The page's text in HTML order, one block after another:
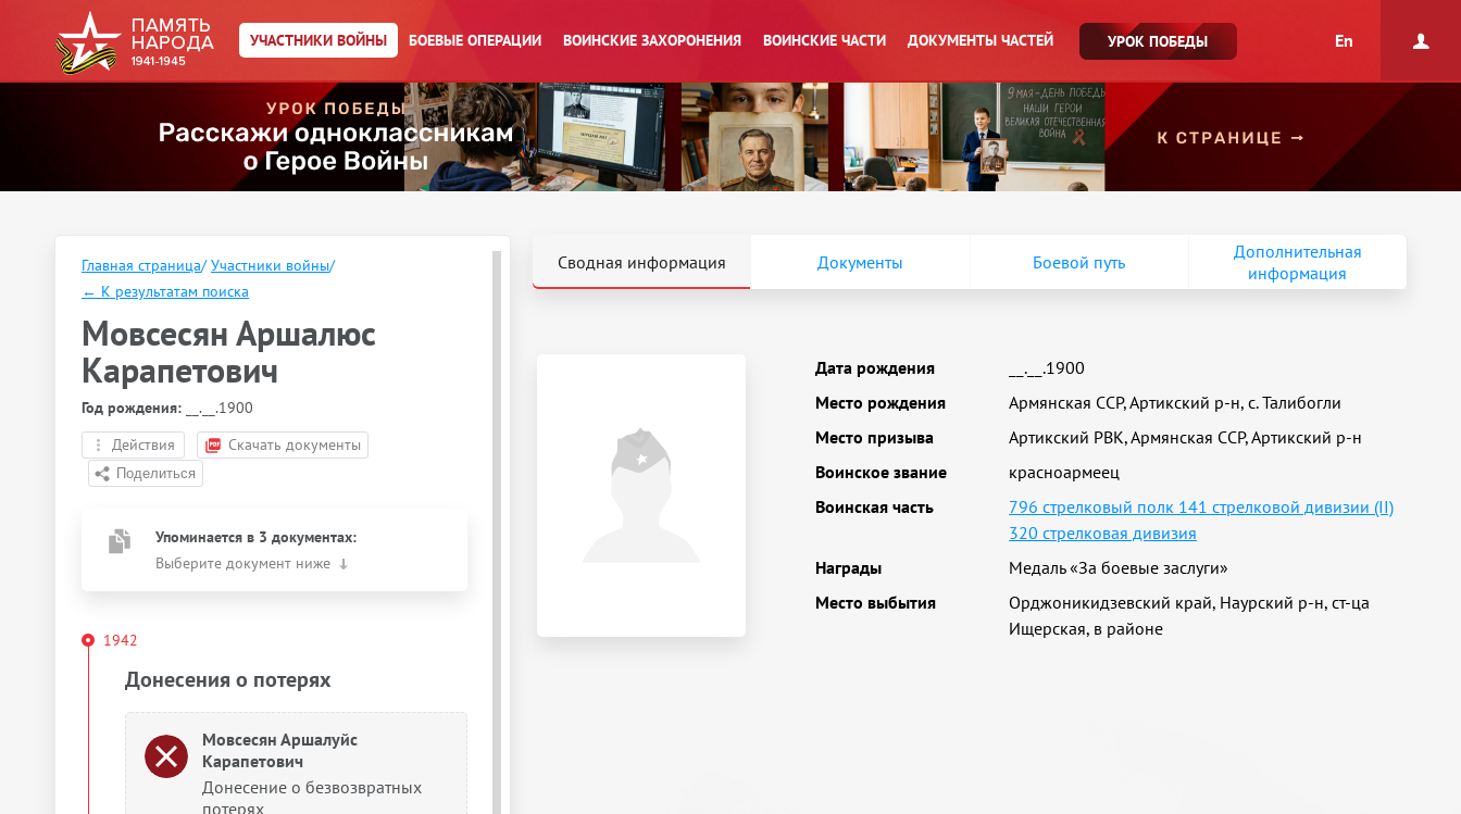
УЧАСТНИКИ ВОЙНЫ БОЕВЫЕ ОПЕРАЦИИ ВОИНСКИЕ ЗАХОРОНЕНИЯ ВОИНСКИЕ ЧАСТИ ДОКУМЕНТЫ ЧАСТЕЙ УРОК ПОБЕДЫ En
Главная страница/ Участники войны/
← К результатам поиска
Мовсесян Аршалюс
Карапетович
Год рождения: __.__.1900
Действия
Скачать документы
Упоминается в 3 документах:
Выберите документ ниже
1942
Донесения о потерях
Мовсесян Аршалуйс
Карапетович
Донесение о безвозвратных
потерях
Сводная информация Документы Боевой путь
Дополнительная
информация
Дата рождения
__.__.1900
Место рождения
Армянская ССР, Артикский р-н, с. Талибогли
Место призыва
Артикский РВК, Армянская ССР, Артикский р-н
Воинское звание
красноармеец
Воинская часть
796 стрелковый полк 141 стрелковой дивизии (II)
320 стрелковая дивизия
Награды
Медаль «За боевые заслуги»
Место выбытия
Орджоникидзевский край, Наурский р-н, ст-ца
Ищерская, в районе